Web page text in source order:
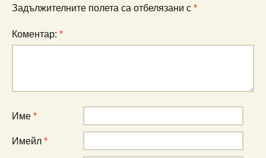
Задължителните полета са отбелязани с *
Коментар: *
Име *
Имейл *